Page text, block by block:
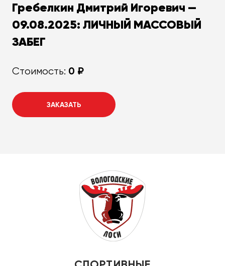
Гребелкин Дмитрий Игоревич —
09.08.2025: ЛИЧНЫЙ МАССОВЫЙ
ЗАБЕГ
Стоимость: 0 ₽
ЗАКАЗАТЬ